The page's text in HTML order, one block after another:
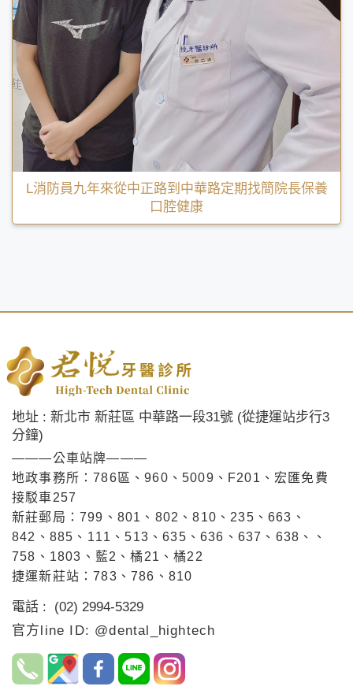
L消防員九年來從中正路到中華路定期找簡院長保養
口腔健康
地址 : 新北市 新莊區 中華路一段31號 (從捷運站步行3
分鐘)
———公車站牌———
地政事務所：786區、960、5009、F201、宏匯免費
接駁車257
新莊郵局：799、801、802、810、235、663、
842、885、111、513、635、636、637、638、、
758、1803、藍2、橘21、橘22
捷運新莊站：783、786、810
電話 : (02) 2994-5329
官方line ID: @dental_hightech